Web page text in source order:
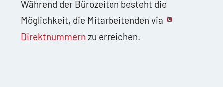
Während der Bürozeiten besteht die
Möglichkeit, die Mitarbeitenden via
Direktnummern zu erreichen.